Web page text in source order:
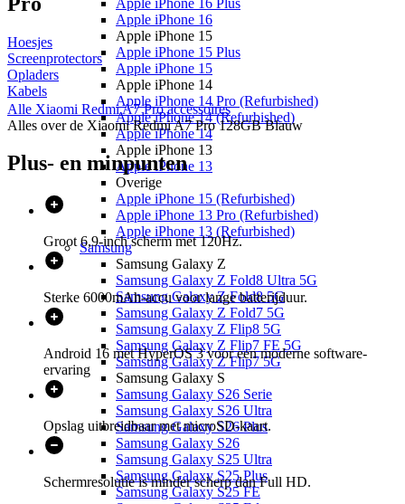
Apple iPhone 16 Plus
Apple iPhone 16
Apple iPhone 15
Apple iPhone 15 Plus
Apple iPhone 15
Apple iPhone 14
Apple iPhone 14 Pro (Refurbished)
Apple iPhone 14 (Refurbished)
Apple iPhone 14
Apple iPhone 13
Apple iPhone 13
Overige
Apple iPhone 15 (Refurbished)
Apple iPhone 13 Pro (Refurbished)
Apple iPhone 13 (Refurbished)
Samsung
Samsung Galaxy Z
Samsung Galaxy Z Fold8 Ultra 5G
Samsung Galaxy Z Fold8 5G
Samsung Galaxy Z Fold7 5G
Samsung Galaxy Z Flip8 5G
Samsung Galaxy Z Flip7 FE 5G
Samsung Galaxy Z Flip7 5G
Samsung Galaxy S
Samsung Galaxy S26 Serie
Samsung Galaxy S26 Ultra
Samsung Galaxy S26 Plus
Samsung Galaxy S26
Samsung Galaxy S25 Ultra
Samsung Galaxy S25 Plus
Samsung Galaxy S25 FE
Hoesjes
Screenprotectors
Opladers
Kabels
Alle Xiaomi Redmi A7 Proaccessoires
Alles over de Xiaomi Redmi A7 Pro 128GB Blauw
Plus- en minpunten
Groot 6,9-inch scherm met 120Hz.
Sterke 6000mAh-accu voor lange batterijduur.
Android 16 met HyperOS 3 voor een moderne software-
ervaring
Opslag uitbreidbaar met microSD-kaart.
Schermresolutie is minder scherp dan Full HD.